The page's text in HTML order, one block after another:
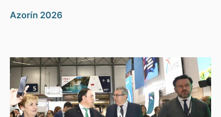
Azorín 2026